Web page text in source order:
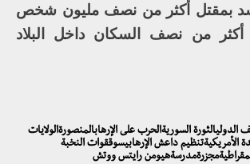
بمقتل أكثر من نصف مليون شخص
أكثر من نصف السكان داخل البلاد
الدوليالثورة السوريةالحرب على الإرهابالمنصورةالولايات
الأمريكيةتنظيم داعش الإرهابيسوققوات النخبة
رايتس ووتش